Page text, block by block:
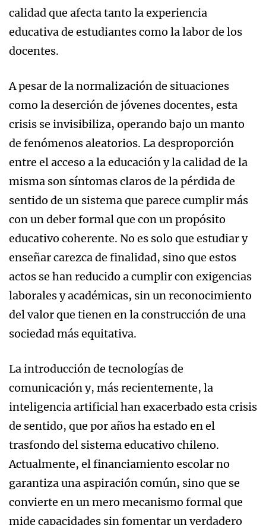
calidad que afecta tanto la experiencia
educativa de estudiantes como la labor de los
docentes.
A pesar de la normalización de situaciones
como la deserción de jóvenes docentes, esta
crisis se invisibiliza, operando bajo un manto
de fenómenos aleatorios. La desproporción
entre el acceso a la educación y la calidad de la
misma son síntomas claros de la pérdida de
sentido de un sistema que parece cumplir más
con un deber formal que con un propósito
educativo coherente. No es solo que estudiar y
enseñar carezca de finalidad, sino que estos
actos se han reducido a cumplir con exigencias
laborales y académicas, sin un reconocimiento
del valor que tienen en la construcción de una
sociedad más equitativa.
La introducción de tecnologías de
comunicación y, más recientemente, la
inteligencia artificial han exacerbado esta crisis
de sentido, que por años ha estado en el
trasfondo del sistema educativo chileno.
Actualmente, el financiamiento escolar no
garantiza una aspiración común, sino que se
convierte en un mero mecanismo formal que
mide capacidades sin fomentar un verdadero